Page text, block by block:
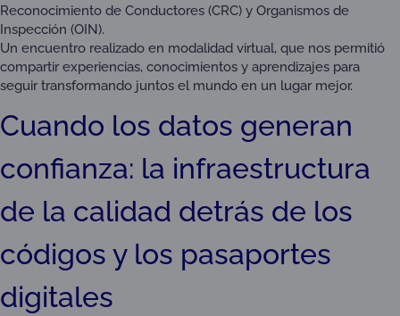
Reconocimiento de Conductores (CRC) y Organismos de
Inspección (OIN).
Un encuentro realizado en modalidad virtual, que nos permitió
compartir experiencias, conocimientos y aprendizajes para
seguir transformando juntos el mundo en un lugar mejor.
Cuando los datos generan
confianza: la infraestructura
de la calidad detrás de los
códigos y los pasaportes
digitales